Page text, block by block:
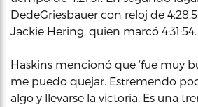
DedeGriesbauer con reloj de
Jackie Hering, quien marcó 4:31:54.
Haskins mencionó que ‘fue muy
me puedo quejar. Estremendo
algo y llevarse la victoria. Es una